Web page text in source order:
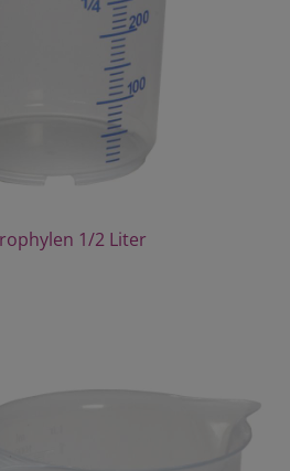
1/2 Liter